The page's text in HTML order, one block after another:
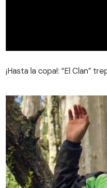
¡Hasta la copa!: “El Clan”